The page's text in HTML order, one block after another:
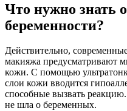
Что нужно знать
беременности?
Действительно,
макияжа предусматривают
кожи. С помощью
слои кожи вводится
способные вызвать
не шла о беременных.